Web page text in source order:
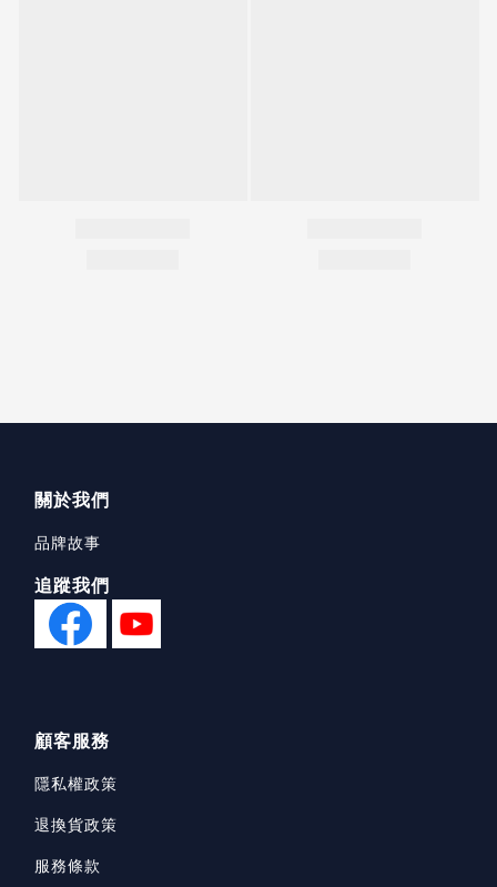
關於我們
品牌故事
追蹤我們
顧客服務
隱私權政策
退換貨政策
服務條款